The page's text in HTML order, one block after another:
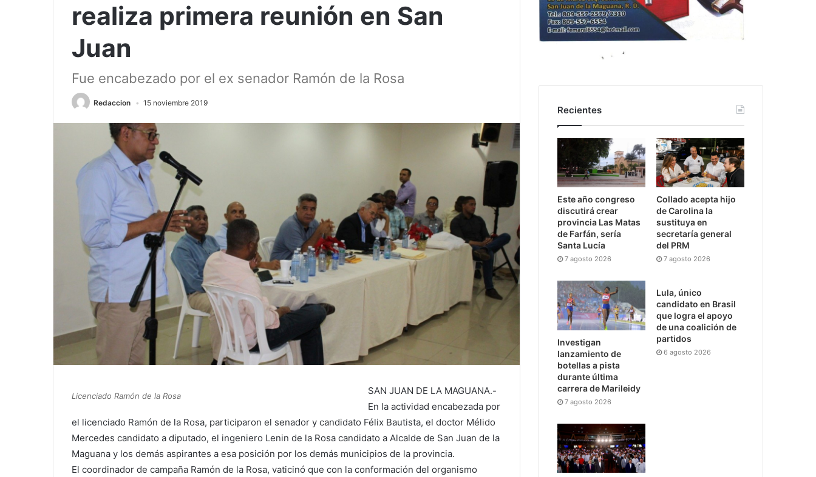
realiza primera reunión en San
Juan
Fue encabezado por el ex senador Ramón de la Rosa
Redaccion 15 noviembre 2019
Licenciado Ramón de la Rosa
SAN JUAN DE LA MAGUANA.-
En la actividad encabezada por
el licenciado Ramón de la Rosa, participaron el senador y candidato Félix Bautista, el doctor Mélido
Mercedes candidato a diputado, el ingeniero Lenin de la Rosa candidato a Alcalde de San Juan de la
Maguana y los demás aspirantes a esa posición por los demás municipios de la provincia.
El coordinador de campaña Ramón de la Rosa, vaticinó que con la conformación del organismo
Recientes
Este año congreso
discutirá crear
provincia Las Matas
de Farfán, sería
Santa Lucía
7 agosto 2026
Collado acepta hijo
de Carolina la
sustituya en
secretaría general
del PRM
7 agosto 2026
Investigan
lanzamiento de
botellas a pista
durante última
carrera de Marileidy
7 agosto 2026
Lula, único
candidato en Brasil
que logra el apoyo
de una coalición de
partidos
6 agosto 2026